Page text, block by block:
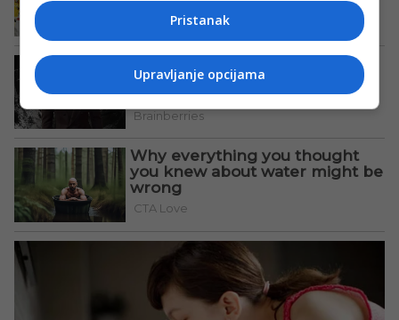
Pristanak
Upravljanje opcijama